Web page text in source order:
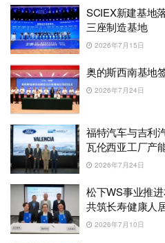
SCIEX新建基地
三座制造基地
2026年7月15日
奥的斯西南基地
2026年7月24日
福特汽车与吉利
瓦伦西亚工厂产
2026年7月24日
松下WS事业推
共筑长寿健康人
2026年7月10日